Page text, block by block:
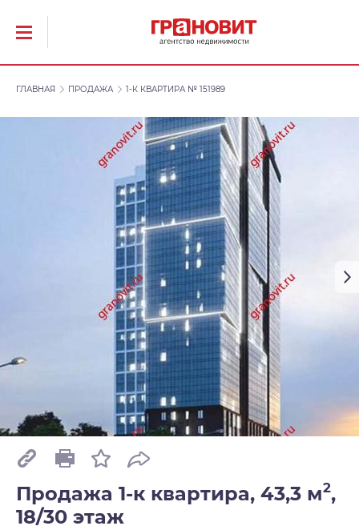
ГЛАВНАЯ ПРОДАЖА 1-К КВАРТИРА № 151989
Продажа 1-к квартира, 43,3 м2,
18/30 этаж